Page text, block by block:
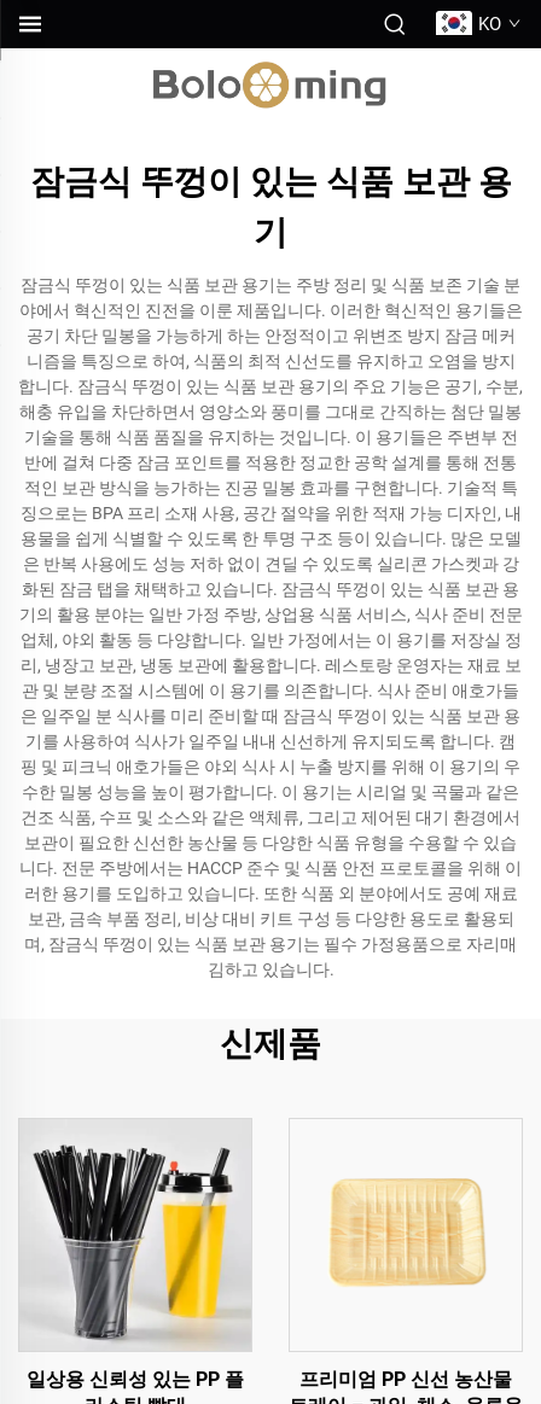
KO
잠금식 뚜껑이 있는 식품 보관 용
기
잠금식 뚜껑이 있는 식품 보관 용기는 주방 정리 및 식품 보존 기술 분
야에서 혁신적인 진전을 이룬 제품입니다. 이러한 혁신적인 용기들은
공기 차단 밀봉을 가능하게 하는 안정적이고 위변조 방지 잠금 메커
니즘을 특징으로 하여, 식품의 최적 신선도를 유지하고 오염을 방지
합니다. 잠금식 뚜껑이 있는 식품 보관 용기의 주요 기능은 공기, 수분,
해충 유입을 차단하면서 영양소와 풍미를 그대로 간직하는 첨단 밀봉
기술을 통해 식품 품질을 유지하는 것입니다. 이 용기들은 주변부 전
반에 걸쳐 다중 잠금 포인트를 적용한 정교한 공학 설계를 통해 전통
적인 보관 방식을 능가하는 진공 밀봉 효과를 구현합니다. 기술적 특
징으로는 BPA 프리 소재 사용, 공간 절약을 위한 적재 가능 디자인, 내
용물을 쉽게 식별할 수 있도록 한 투명 구조 등이 있습니다. 많은 모델
은 반복 사용에도 성능 저하 없이 견딜 수 있도록 실리콘 가스켓과 강
화된 잠금 탭을 채택하고 있습니다. 잠금식 뚜껑이 있는 식품 보관 용
기의 활용 분야는 일반 가정 주방, 상업용 식품 서비스, 식사 준비 전문
업체, 야외 활동 등 다양합니다. 일반 가정에서는 이 용기를 저장실 정
리, 냉장고 보관, 냉동 보관에 활용합니다. 레스토랑 운영자는 재료 보
관 및 분량 조절 시스템에 이 용기를 의존합니다. 식사 준비 애호가들
은 일주일 분 식사를 미리 준비할 때 잠금식 뚜껑이 있는 식품 보관 용
기를 사용하여 식사가 일주일 내내 신선하게 유지되도록 합니다. 캠
핑 및 피크닉 애호가들은 야외 식사 시 누출 방지를 위해 이 용기의 우
수한 밀봉 성능을 높이 평가합니다. 이 용기는 시리얼 및 곡물과 같은
건조 식품, 수프 및 소스와 같은 액체류, 그리고 제어된 대기 환경에서
보관이 필요한 신선한 농산물 등 다양한 식품 유형을 수용할 수 있습
니다. 전문 주방에서는 HACCP 준수 및 식품 안전 프로토콜을 위해 이
러한 용기를 도입하고 있습니다. 또한 식품 외 분야에서도 공예 재료
보관, 금속 부품 정리, 비상 대비 키트 구성 등 다양한 용도로 활용되
며, 잠금식 뚜껑이 있는 식품 보관 용기는 필수 가정용품으로 자리매
김하고 있습니다.
신제품
일상용 신뢰성 있는 PP 플
프리미엄 PP 신선 농산물